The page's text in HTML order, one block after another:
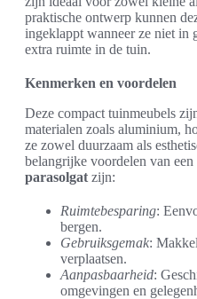
praktische ontwerp kunnen
ingeklappt wanneer ze niet
extra ruimte in de tuin.
Kenmerken en voordelen
Deze compact tuinmeubels
materialen zoals aluminium,
ze zowel duurzaam als
belangrijke voordelen van een
parasolgat zijn:
Ruimtebesparing:
bergen.
Gebruiksgemak:
verplaatsen.
Aanpasbaarheid:
omgevingen en